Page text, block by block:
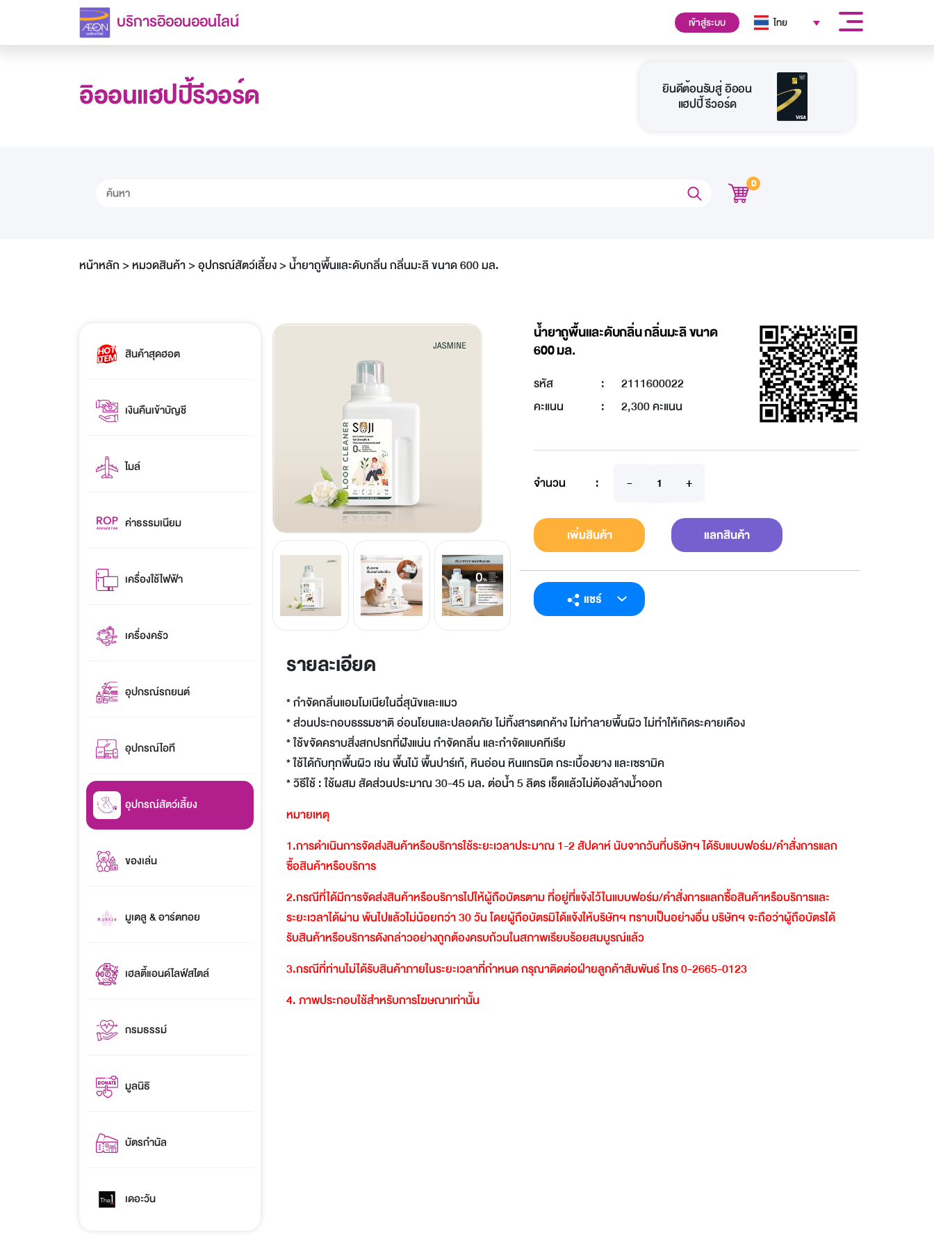
บริการอิออนออนไลน์ เข้าสู่ระบบ ไทย
อิออนแฮปปี้รีวอร์ด ยินดีต้อนรับสู่ อิออน
แฮปปี้ รีวอร์ด
0
หน้าหลัก >หมวดสินค้า>อุปกรณ์สัตว์เลี้ยง>น้ำยาถูพื้นและดับกลิ่น กลิ่นมะลิ ขนาด 600 มล.
สินค้าสุดฮอต
เงินคืนเข้าบัญชี
ไมล์
ค่าธรรมเนียม
เครื่องใช้ไฟฟ้า
เครื่องครัว
อุปกรณ์รถยนต์
อุปกรณ์ไอที
อุปกรณ์สัตว์เลี้ยง
ของเล่น
มูเตลู & อาร์ตทอย
เฮลตี้แอนด์ไลฟ์สไตล์
กรมธรรม์
มูลนิธิ
บัตรกำนัล
เดอะวัน
น้ำยาถูพื้นและดับกลิ่น กลิ่นมะลิ ขนาด
600 มล.
รหัส :
2111600022
คะแนน
: 2,300 คะแนน
จำนวน :
เพิ่มสินค้า แลกสินค้า
แชร์
รายละเอียด
* กำจัดกลิ่นแอมโมเนียในฉี่สุนัขและแมว
* ส่วนประกอบธรรมชาติ อ่อนโยนและปลอดภัย ไม่ทิ้งสารตกค้าง ไม่ทำลายพื้นผิว ไม่ทำให้เกิดระคายเคือง
* ใช้ขจัดคราบสิ่งสกปรกที่ฝังแน่น กำจัดกลิ่น และกำจัดแบคทีเรีย
* ใช้ได้กับทุกพื้นผิว เช่น พื้นไม้ พื้นปาร์เก้, หินอ่อน หินแกรนิต กระเบื้องยาง และเซรามิค
* วิธีใช้ : ใช้ผสม สัดส่วนประมาณ 30-45 มล. ต่อน้ำ 5 ลิตร เช็ดแล้วไม่ต้องล้างน้ำออก
หมายเหตุ
1.การดำเนินการจัดส่งสินค้าหรือบริการใช้ระยะเวลาประมาณ 1-2สัปดาห์นับจากวันที่บริษัทฯได้รับแบบฟอร์ม/คำสั่งการแลก
ซื้อสินค้าหรือบริการ
2.กรณีที่ได้มีการจัดส่งสินค้าหรือบริการไปให้ผู้ถือบัตรตามที่อยู่ที่แจ้งไว้ในแบบฟอร์ม/คำสั่งการแลกซื้อสินค้าหรือบริการและ
ระยะเวลาได้ผ่านพ้นไปแล้วไม่น้อยกว่า30วันโดยผู้ถือบัตรมิได้แจ้งให้บริษัทฯทราบเป็นอย่างอื่นบริษัทฯจะถือว่าผู้ถือบัตรได้
รับสินค้าหรือบริการดังกล่าวอย่างถูกต้องครบถ้วนในสภาพเรียบร้อยสมบูรณ์แล้ว
3.กรณีที่ท่านไม่ได้รับสินค้าภายในระยะเวลาที่กำหนดกรุณาติดต่อฝ่ายลูกค้าสัมพันธ์โทร0-2665-0123
4.ภาพประกอบใช้สำหรับการโฆษณาเท่านั้น